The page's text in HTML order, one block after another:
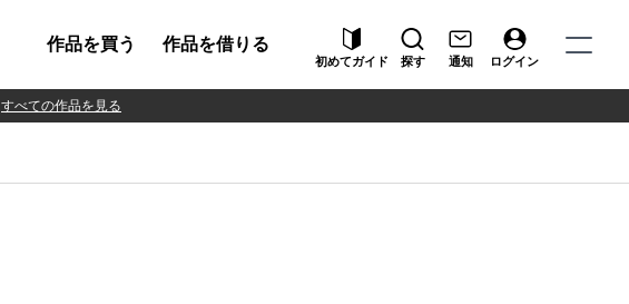
作品を買う 作品を借りる
初めてガイド 探す 通知 ログイン
すべての作品を見る